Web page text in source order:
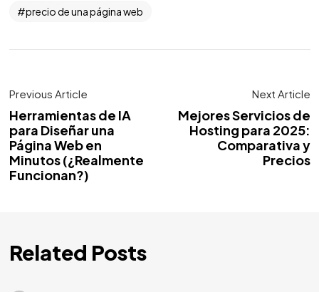
precio de una página web
Previous Article
Herramientas de IA
para Diseñar una
Página Web en
Minutos (¿Realmente
Funcionan?)
Next Article
Mejores Servicios de
Hosting para 2025:
Comparativa y
Precios
Related Posts